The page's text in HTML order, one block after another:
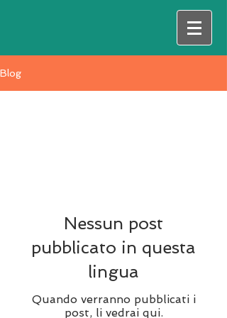
Blog
Nessun post
pubblicato in questa
lingua
Quando verranno pubblicati i
post, li vedrai qui.